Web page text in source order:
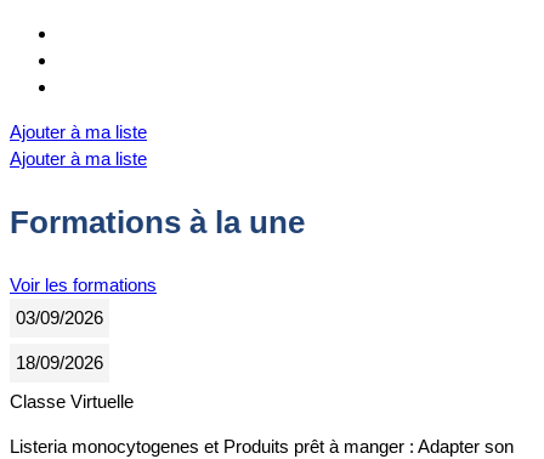
Ajouter à ma liste
Ajouter à ma liste
Formations à la une
Voir les formations
03/09/2026
18/09/2026
Classe Virtuelle
Listeria monocytogenes et Produits prêt à manger : Adapter son